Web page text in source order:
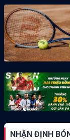
NHẬN ĐỊNH